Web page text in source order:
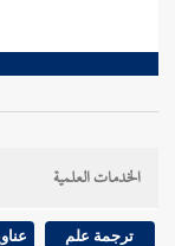
الخدمات العلمية
ترجمة علم